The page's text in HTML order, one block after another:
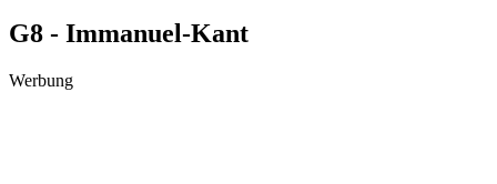
G8 - Immanuel-Kant
Werbung